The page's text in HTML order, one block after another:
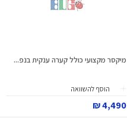
מיקסר מקצועי כולל קערה ענקית בנפ...
הוסף להשוואה
4,490 ₪